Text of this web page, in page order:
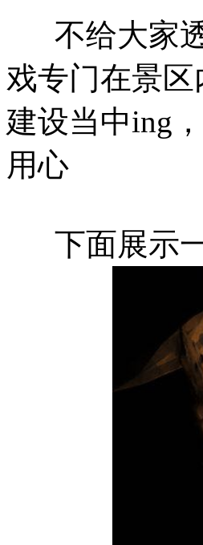
不给大家透
戏专门在景
建设当中ing
用心
下面展示